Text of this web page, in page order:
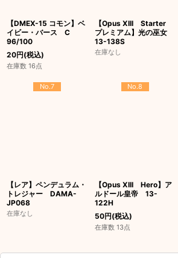
【DMEX-15 コモン】ベ
イビー・バース C
96/100
20円(税込)
在庫数 16点
【Opus XIII Starter
プレミアム】光の巫女
13-138S
在庫なし
No.7
【レア】ペンデュラム・
トレジャー DAMA-
JP068
在庫なし
No.8
【Opus XIII Hero】ア
ルドール皇帝 13-
122H
50円(税込)
在庫数 13点